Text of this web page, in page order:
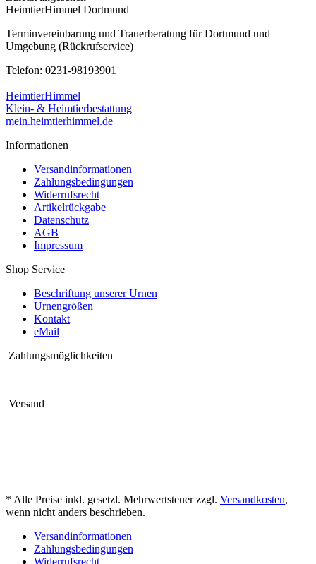
HeimtierHimmel Dortmund
Terminvereinbarung und Trauerberatung für Dortmund und
Umgebung (Rückrufservice)
Telefon: 0231-98193901
HeimtierHimmel
Klein- & Heimtierbestattung
mein.heimtierhimmel.de
Informationen
Versandinformationen
Zahlungsbedingungen
Widerrufsrecht
Artikelrückgabe
Datenschutz
AGB
Impressum
Shop Service
Beschriftung unserer Urnen
Urnengrößen
Kontakt
eMail
Zahlungsmöglichkeiten
Versand
* Alle Preise inkl. gesetzl. Mehrwertsteuer zzgl. Versandkosten,
wenn nicht anders beschrieben.
Versandinformationen
Zahlungsbedingungen
Widerrufsrecht